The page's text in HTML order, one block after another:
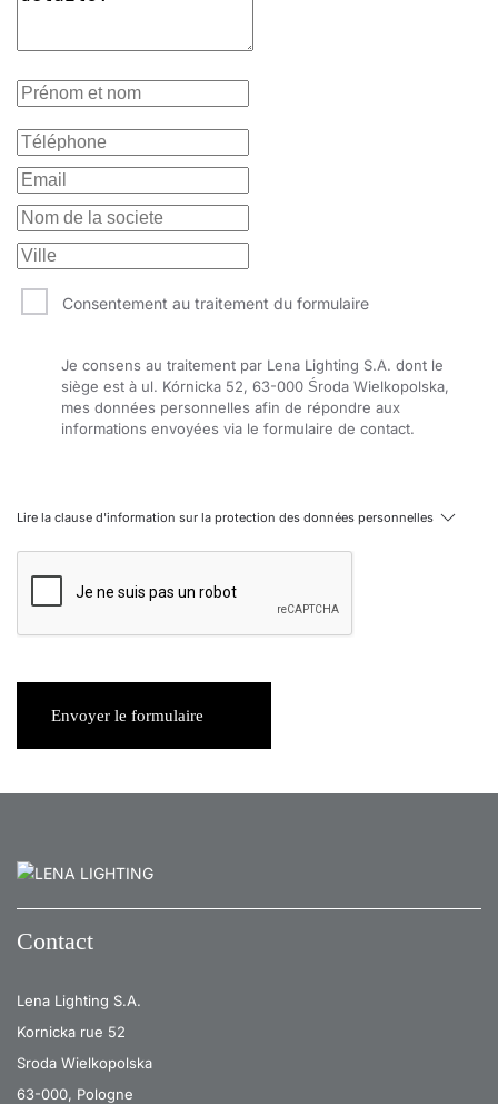
Consentement au traitement du formulaire
Je consens au traitement par Lena Lighting S.A. dont le
siège est à ul. Kórnicka 52, 63-000 Środa Wielkopolska,
mes données personnelles afin de répondre aux
informations envoyées via le formulaire de contact.
Lire la clause d'information sur la protection des données personnelles
Envoyer le formulaire
Contact
Lena Lighting S.A.
Kornicka rue 52
Sroda Wielkopolska
63-000, Pologne